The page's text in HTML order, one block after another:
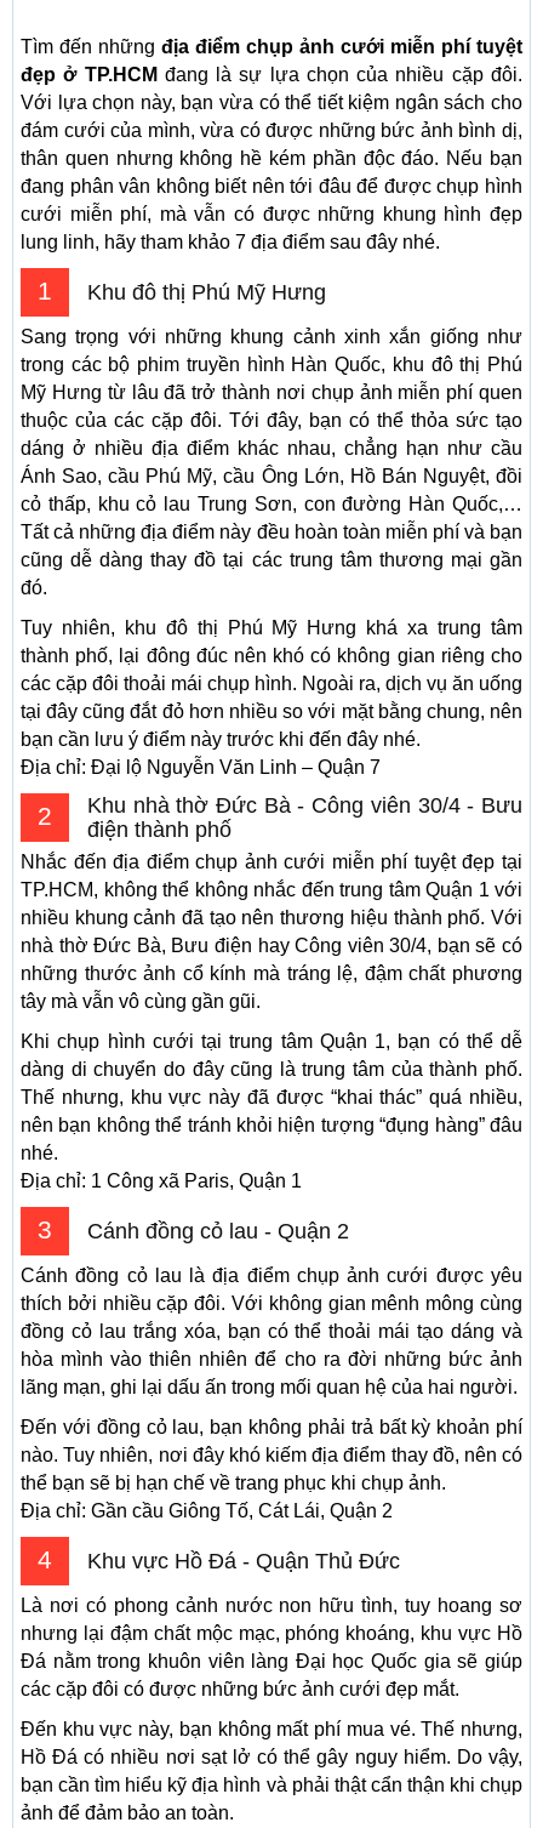
Tìm đến những địa điểm chụp ảnh cưới miễn phí tuyệt
đẹp ở TP.HCM đang là sự lựa chọn của nhiều cặp đôi.
Với lựa chọn này, bạn vừa có thể tiết kiệm ngân sách cho
đám cưới của mình, vừa có được những bức ảnh bình dị,
thân quen nhưng không hề kém phần độc đáo. Nếu bạn
đang phân vân không biết nên tới đâu để được chụp hình
cưới miễn phí, mà vẫn có được những khung hình đẹp
lung linh, hãy tham khảo 7 địa điểm sau đây nhé.
1 Khu đô thị Phú Mỹ Hưng
Sang trọng với những khung cảnh xinh xắn giống như
trong các bộ phim truyền hình Hàn Quốc, khu đô thị Phú
Mỹ Hưng từ lâu đã trở thành nơi chụp ảnh miễn phí quen
thuộc của các cặp đôi. Tới đây, bạn có thể thỏa sức tạo
dáng ở nhiều địa điểm khác nhau, chẳng hạn như cầu
Ánh Sao, cầu Phú Mỹ, cầu Ông Lớn, Hồ Bán Nguyệt, đồi
cỏ thấp, khu cỏ lau Trung Sơn, con đường Hàn Quốc,…
Tất cả những địa điểm này đều hoàn toàn miễn phí và bạn
cũng dễ dàng thay đồ tại các trung tâm thương mại gần
đó.
Tuy nhiên, khu đô thị Phú Mỹ Hưng khá xa trung tâm
thành phố, lại đông đúc nên khó có không gian riêng cho
các cặp đôi thoải mái chụp hình. Ngoài ra, dịch vụ ăn uống
tại đây cũng đắt đỏ hơn nhiều so với mặt bằng chung, nên
bạn cần lưu ý điểm này trước khi đến đây nhé.
Địa chỉ: Đại lộ Nguyễn Văn Linh – Quận 7
2
Khu nhà thờ Đức Bà - Công viên 30/4 - Bưu
điện thành phố
Nhắc đến địa điểm chụp ảnh cưới miễn phí tuyệt đẹp tại
TP.HCM, không thể không nhắc đến trung tâm Quận 1 với
nhiều khung cảnh đã tạo nên thương hiệu thành phố. Với
nhà thờ Đức Bà, Bưu điện hay Công viên 30/4, bạn sẽ có
những thước ảnh cổ kính mà tráng lệ, đậm chất phương
tây mà vẫn vô cùng gần gũi.
Khi chụp hình cưới tại trung tâm Quận 1, bạn có thể dễ
dàng di chuyển do đây cũng là trung tâm của thành phố.
Thế nhưng, khu vực này đã được “khai thác” quá nhiều,
nên bạn không thể tránh khỏi hiện tượng “đụng hàng” đâu
nhé.
Địa chỉ: 1 Công xã Paris, Quận 1
3 Cánh đồng cỏ lau - Quận 2
Cánh đồng cỏ lau là địa điểm chụp ảnh cưới được yêu
thích bởi nhiều cặp đôi. Với không gian mênh mông cùng
đồng cỏ lau trắng xóa, bạn có thể thoải mái tạo dáng và
hòa mình vào thiên nhiên để cho ra đời những bức ảnh
lãng mạn, ghi lại dấu ấn trong mối quan hệ của hai người.
Đến với đồng cỏ lau, bạn không phải trả bất kỳ khoản phí
nào. Tuy nhiên, nơi đây khó kiếm địa điểm thay đồ, nên có
thể bạn sẽ bị hạn chế về trang phục khi chụp ảnh.
Địa chỉ: Gần cầu Giông Tố, Cát Lái, Quận 2
4 Khu vực Hồ Đá - Quận Thủ Đức
Là nơi có phong cảnh nước non hữu tình, tuy hoang sơ
nhưng lại đậm chất mộc mạc, phóng khoáng, khu vực Hồ
Đá nằm trong khuôn viên làng Đại học Quốc gia sẽ giúp
các cặp đôi có được những bức ảnh cưới đẹp mắt.
Đến khu vực này, bạn không mất phí mua vé. Thế nhưng,
Hồ Đá có nhiều nơi sạt lở có thể gây nguy hiểm. Do vậy,
bạn cần tìm hiểu kỹ địa hình và phải thật cẩn thận khi chụp
ảnh để đảm bảo an toàn.